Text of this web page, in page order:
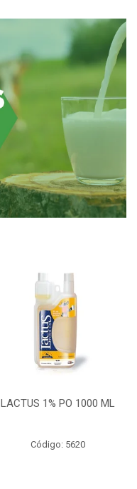
LACTUS 1% PO 1000 ML
Código: 5620